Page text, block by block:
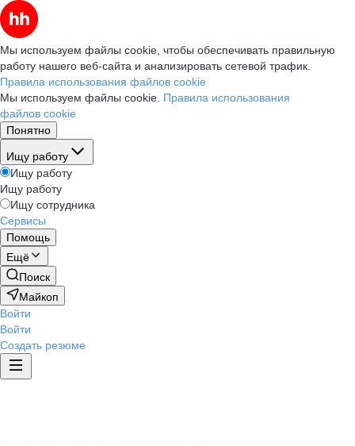
Мы используем файлы cookie, чтобы обеспечивать правильную
работу нашего веб-сайта и анализировать сетевой трафик.
Правила использования файлов cookie
Мы используем файлы cookie. Правила использования
файлов cookie
Понятно
Ищу работу
Ищу работу
Ищу работу
Ищу сотрудника
Сервисы
Помощь
Ещё
Поиск
Майкоп
Войти
Войти
Создать резюме